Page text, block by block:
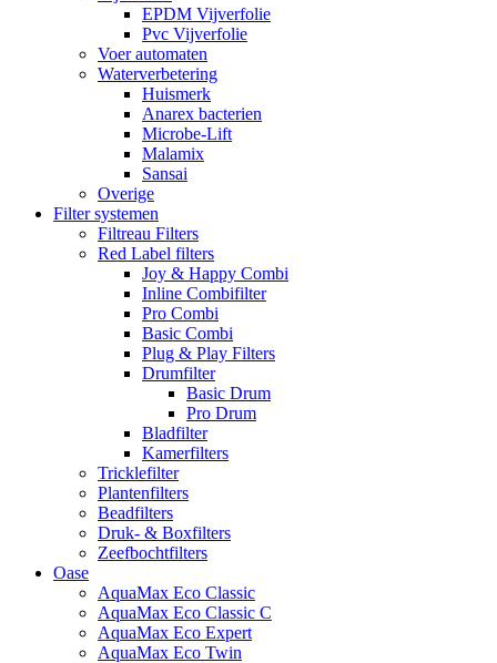
EPDM Vijverfolie
Pvc Vijverfolie
Voer automaten
Waterverbetering
Huismerk
Anarex bacterien
Microbe-Lift
Malamix
Sansai
Overige
Filter systemen
Filtreau Filters
Red Label filters
Joy & Happy Combi
Inline Combifilter
Pro Combi
Basic Combi
Plug & Play Filters
Drumfilter
Basic Drum
Pro Drum
Bladfilter
Kamerfilters
Tricklefilter
Plantenfilters
Beadfilters
Druk- & Boxfilters
Zeefbochtfilters
Oase
AquaMax Eco Classic
AquaMax Eco Classic C
AquaMax Eco Expert
AquaMax Eco Twin